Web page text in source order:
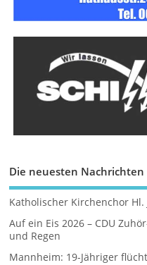
Die neuesten Nachrichten
Katholischer Kirchenchor Hl.
Auf ein Eis 2026 – CDU
und Regen
Mannheim: 19-Jähriger